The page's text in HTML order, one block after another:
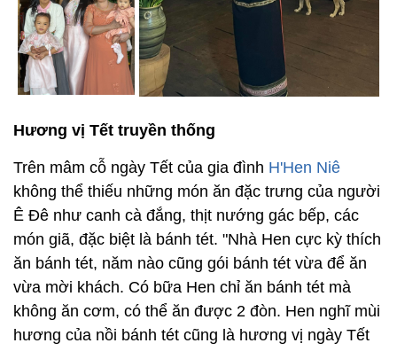
Hương vị Tết truyền thống
Trên mâm cỗ ngày Tết của gia đình H'Hen Niê
không thể thiếu những món ăn đặc trưng của người
Ê Đê như canh cà đắng, thịt nướng gác bếp, các
món giã, đặc biệt là bánh tét. "Nhà Hen cực kỳ thích
ăn bánh tét, năm nào cũng gói bánh tét vừa để ăn
vừa mời khách. Có bữa Hen chỉ ăn bánh tét mà
không ăn cơm, có thể ăn được 2 đòn. Hen nghĩ mùi
hương của nồi bánh tét cũng là hương vị ngày Tết